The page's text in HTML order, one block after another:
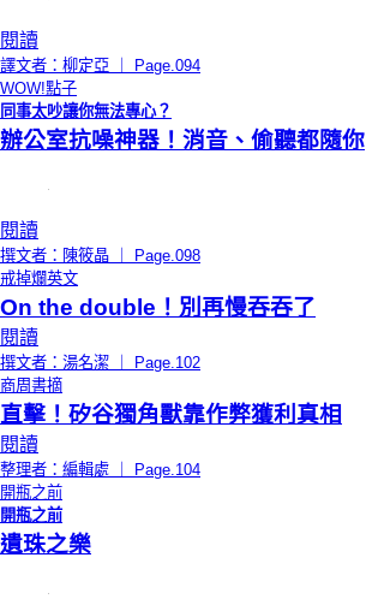
閱讀
譯文者：柳定亞 ｜ Page.094
WOW!點子
同事太吵讓你無法專心？
辦公室抗噪神器！消音、偷聽都隨你
閱讀
撰文者：陳筱晶 ｜ Page.098
戒掉爛英文
On the double！別再慢吞吞了
閱讀
撰文者：湯名潔 ｜ Page.102
商周書摘
直擊！矽谷獨角獸靠作弊獲利真相
閱讀
整理者：編輯處 ｜ Page.104
開瓶之前
開瓶之前
遺珠之樂